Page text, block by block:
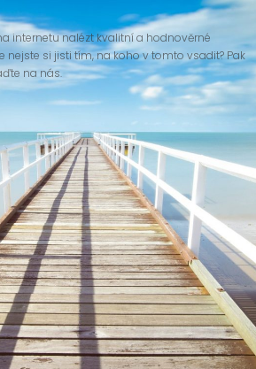
internetu nalézt kvalitní a hodnověrné
nejste si jisti tím, na koho v tomto vsadit? Pak
na nás.